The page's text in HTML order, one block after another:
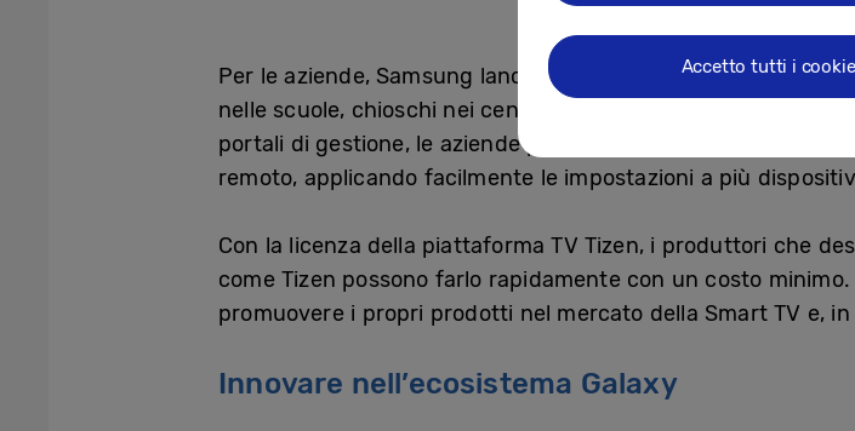
Per le aziende, Samsung lancerà Tizen for Business.
nelle scuole, chioschi nei centri commerciali e persino
portali di gestione, le aziende potranno eseguire il
remoto, applicando facilmente le impostazioni a più
Con la licenza della piattaforma TV Tizen, i produttori che
come Tizen possono farlo rapidamente con un costo
promuovere i propri prodotti nel mercato della Smart TV e,
Innovare nell’ecosistema Galaxy
Accetto tutti i